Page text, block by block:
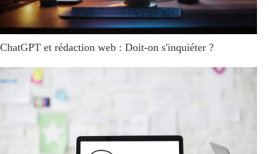
ChatGPT et rédaction web : Doit-on s'inquiéter ?